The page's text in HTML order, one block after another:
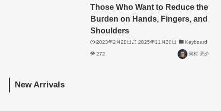
Those Who Want to Reduce the
Burden on Hands, Fingers, and
Shoulders
2023年2月28日 2025年11月30日 Keyboard
272 河村 亮介
New Arrivals